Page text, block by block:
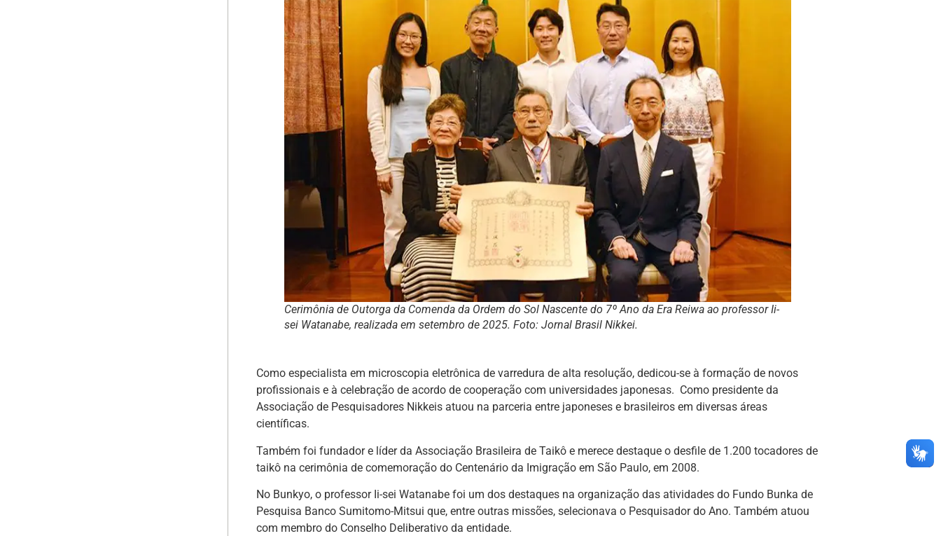
Cerimônia de Outorga da Comenda da Ordem do Sol Nascente do 7º Ano da Era Reiwa ao professor Ii-
sei Watanabe, realizada em setembro de 2025. Foto: Jornal Brasil Nikkei.
Como especialista em microscopia eletrônica de varredura de alta resolução, dedicou-se à formação de novos
profissionais e à celebração de acordo de cooperação com universidades japonesas. Como presidente da
Associação de Pesquisadores Nikkeis atuou na parceria entre japoneses e brasileiros em diversas áreas
científicas.
Também foi fundador e líder da Associação Brasileira de Taikô e merece destaque o desfile de 1.200 tocadores de
taikô na cerimônia de comemoração do Centenário da Imigração em São Paulo, em 2008.
No Bunkyo, o professor Ii-sei Watanabe foi um dos destaques na organização das atividades do Fundo Bunka de
Pesquisa Banco Sumitomo-Mitsui que, entre outras missões, selecionava o Pesquisador do Ano. Também atuou
com membro do Conselho Deliberativo da entidade.